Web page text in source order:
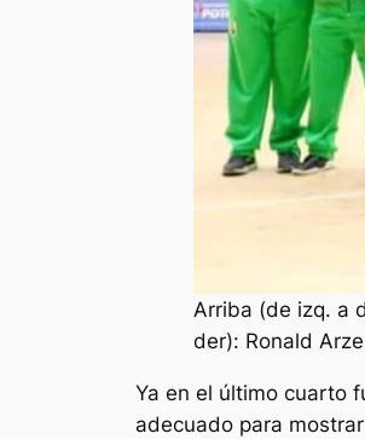
Arriba (de izq. a
der): Ronald
Ya en el último cuarto
adecuado para